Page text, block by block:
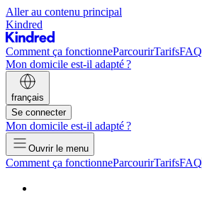
Aller au contenu principal
Kindred
Comment ça fonctionneParcourirTarifsFAQ
Mon domicile est-il adapté ?
français
Se connecter
Mon domicile est-il adapté ?
Ouvrir le menu
Comment ça fonctionneParcourirTarifsFAQ